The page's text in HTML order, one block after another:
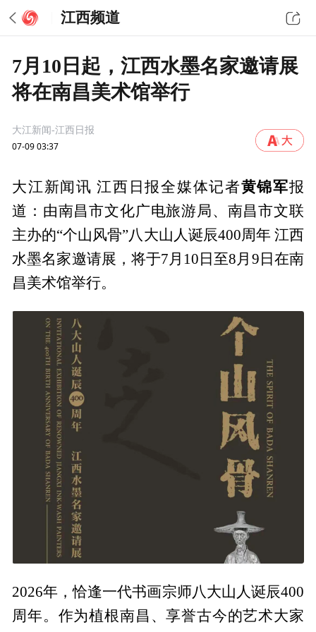
江西频道
7月10日起，江西水墨名家邀请展
将在南昌美术馆举行
大江新闻-江西日报
07-09 03:37
大江新闻讯 江西日报全媒体记者黄锦军报
道：由南昌市文化广电旅游局、南昌市文联
主办的“个山风骨”八大山人诞辰400周年 江西
水墨名家邀请展，将于7月10日至8月9日在南
昌美术馆举行。
2026年，恰逢一代书画宗师八大山人诞辰400
周年。作为植根南昌、享誉古今的艺术大家